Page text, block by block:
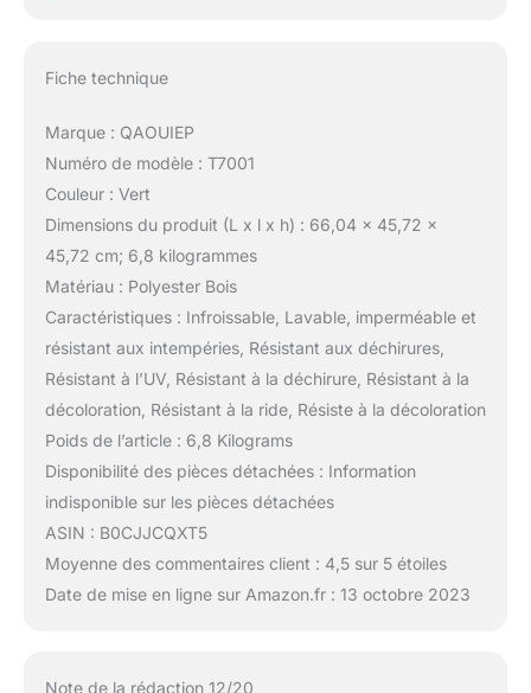
Fiche technique
Marque : QAOUIEP
Numéro de modèle : T7001
Couleur : Vert
Dimensions du produit (L x l x h) : 66,04 x 45,72 x
45,72 cm; 6,8 kilogrammes
Matériau : Polyester Bois
Caractéristiques : Infroissable, Lavable, imperméable et
résistant aux intempéries, Résistant aux déchirures,
Résistant à l’UV, Résistant à la déchirure, Résistant à la
décoloration, Résistant à la ride, Résiste à la décoloration
Poids de l’article : 6,8 Kilograms
Disponibilité des pièces détachées : Information
indisponible sur les pièces détachées
ASIN : B0CJJCQXT5
Moyenne des commentaires client : 4,5 sur 5 étoiles
Date de mise en ligne sur Amazon.fr : 13 octobre 2023
Note de la rédaction 12/20